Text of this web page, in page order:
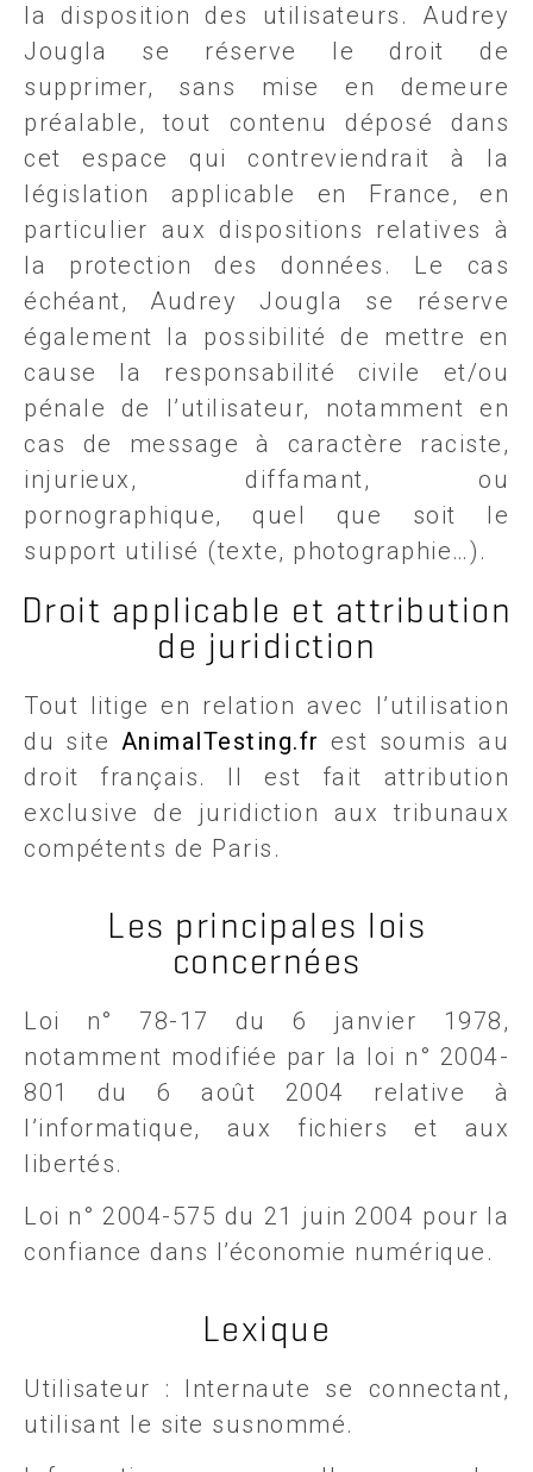
la disposition des utilisateurs. Audrey
Jougla se réserve le droit de
supprimer, sans mise en demeure
préalable, tout contenu déposé dans
cet espace qui contreviendrait à la
législation applicable en France, en
particulier aux dispositions relatives à
la protection des données. Le cas
échéant, Audrey Jougla se réserve
également la possibilité de mettre en
cause la responsabilité civile et/ou
pénale de l’utilisateur, notamment en
cas de message à caractère raciste,
injurieux, diffamant, ou
pornographique, quel que soit le
support utilisé (texte, photographie…).
Droit applicable et attribution
de juridiction
Tout litige en relation avec l’utilisation
du site AnimalTesting.fr est soumis au
droit français. Il est fait attribution
exclusive de juridiction aux tribunaux
compétents de Paris.
Les principales lois
concernées
Loi n° 78-17 du 6 janvier 1978,
notamment modifiée par la loi n° 2004-
801 du 6 août 2004 relative à
l’informatique, aux fichiers et aux
libertés.
Loi n° 2004-575 du 21 juin 2004 pour la
confiance dans l’économie numérique.
Lexique
Utilisateur : Internaute se connectant,
utilisant le site susnommé.